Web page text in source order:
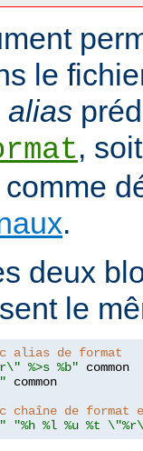
le
alias
,
.
deux
le
alias de format
%>s %b"
common
chaîne de format
"%h %l %u %t